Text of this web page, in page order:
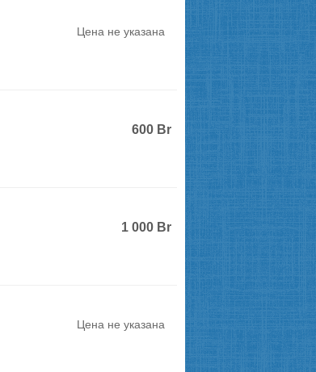
Цена не указана
600 Br
1 000 Br
Цена не указана